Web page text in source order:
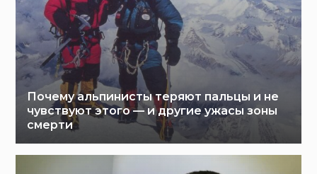
Почему альпинисты теряют пальцы и не
чувствуют этого — и другие ужасы зоны
смерти